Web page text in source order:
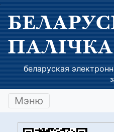
ПАЛІЧКА
беларуская
Мэню